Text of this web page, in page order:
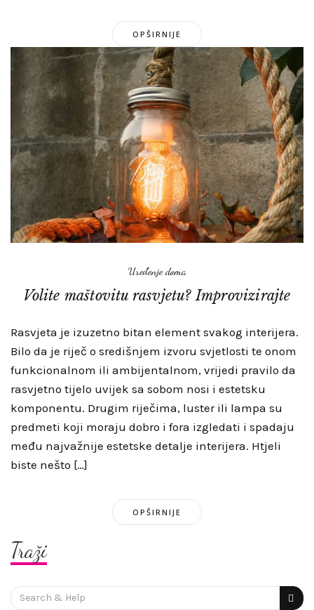
OPŠIRNIJE
Uređenje doma
Volite maštovitu rasvjetu? Improvizirajte
Rasvjeta je izuzetno bitan element svakog interijera.
Bilo da je riječ o središnjem izvoru svjetlosti te onom
funkcionalnom ili ambijentalnom, vrijedi pravilo da
rasvjetno tijelo uvijek sa sobom nosi i estetsku
komponentu. Drugim riječima, luster ili lampa su
predmeti koji moraju dobro i fora izgledati i spadaju
među najvažnije estetske detalje interijera. Htjeli
biste nešto […]
OPŠIRNIJE
Traži
Search
for: